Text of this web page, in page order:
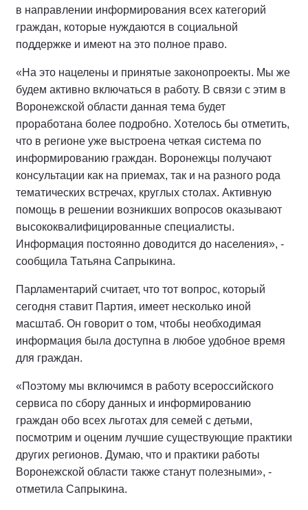
в направлении информирования всех категорий
граждан, которые нуждаются в социальной
поддержке и имеют на это полное право.
«На это нацелены и принятые законопроекты. Мы же
будем активно включаться в работу. В связи с этим в
Воронежской области данная тема будет
проработана более подробно. Хотелось бы отметить,
что в регионе уже выстроена четкая система по
информированию граждан. Воронежцы получают
консультации как на приемах, так и на разного рода
тематических встречах, круглых столах. Активную
помощь в решении возникших вопросов оказывают
высококвалифицированные специалисты.
Информация постоянно доводится до населения», -
сообщила Татьяна Сапрыкина.
Парламентарий считает, что тот вопрос, который
сегодня ставит Партия, имеет несколько иной
масштаб. Он говорит о том, чтобы необходимая
информация была доступна в любое удобное время
для граждан.
«Поэтому мы включимся в работу всероссийского
сервиса по сбору данных и информированию
граждан обо всех льготах для семей с детьми,
посмотрим и оценим лучшие существующие практики
других регионов. Думаю, что и практики работы
Воронежской области также станут полезными», -
отметила Сапрыкина.